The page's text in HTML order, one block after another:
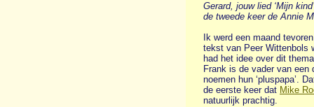
Gerard, jouw lied ‘Mijn
de tweede keer de Annie
Ik werd een maand
tekst van Peer Wittenbols
had het idee over dit
Frank is de vader van
noemen hun ‘pluspapa’.
de eerste keer dat Mike
natuurlijk prachtig.